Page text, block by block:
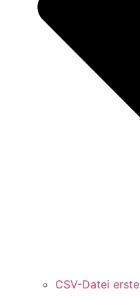
CSV-Datei